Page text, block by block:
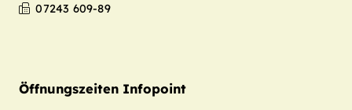
07243 609-89
Öffnungszeiten Infopoint